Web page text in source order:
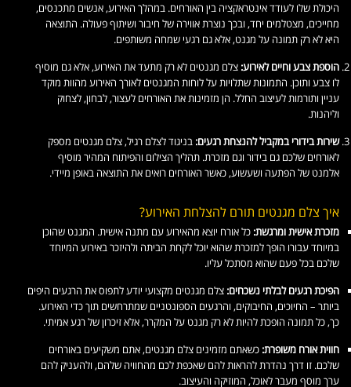
היכולת שלו לעודד אינטראקציה בין האורחים. במהלך האירוע, אנשים מתכנסים,
מחייכים, מצטלמים יחד, ובכך נוצרת אווירה של חיבור ושיתוף פעולה. התוצאה
היא לא רק תמונה על מגנט, אלא גם רגעי שמחה משותפים.
הוספת צבע וחיים לאירוע: צלם מגנטים לא רק מתעד את האירוע, אלא גם מוסיף
לו צבע ותוכן. התמונות שתלויות על לוחות המגנטים לאורך האירוע מהוות מוקד
עניין ותורמות לעיצוב החלל. הן מזמינות את האורחים לעצור, לבחון, לצחוק
וליהנות.
שירות בידורי במקביל להנצחת רגעים: בניגוד לצלם רגיל, צלם מגנטים מספק
לאורחים שלכם גם בידור וגם מזכרת. תהליך הצילום והפיתוח המהיר מוסיף
אלמנט של הפתעה ושעשוע, כאשר האורחים רואים את התוצאה באופן מיידי.
איך צלם מגנטים תורם להצלחת האירוע?
מזכרת אישית ומרגשת: כל אורח יוצא מהאירוע עם מתנה אישית. המגנט שהוכן
במיוחד עבורו הופך למזכרת שהוא יוכל לקחת הביתה ולהיזכר באירוע המיוחד
שלכם בכל פעם שהוא מסתכל עליו.
הפיכת רגעים לבלתי נשכחים: צלם מגנטים מקצועי יודע לתפוס את הרגעים היפים
ביותר – החיוכים, החיבוקים, והרגעים הספונטניים שמתרחשים תוך כדי האירוע.
כך, כל תמונה הופכת להיות לא רק מגנט על המקרר, אלא זיכרון של רגע אמיתי.
חווית אורח משופרת: כשאתם מזמינים צלם מגנטים, אתם משקיעים באורחים
שלכם. זו דרך נהדרת להראות להם שאכפת לכם מהחוויה שלהם, ולהעניק להם
ערך מוסף מעבר לאוכל, המוזיקה והעיצוב.